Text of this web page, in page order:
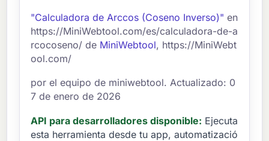
"Calculadora de Arccos (Coseno Inverso)" en
https://MiniWebtool.com/es/calculadora-de-a
rcocoseno/ de MiniWebtool, https://MiniWebt
ool.com/
por el equipo de miniwebtool. Actualizado: 0
7 de enero de 2026
API para desarrolladores disponible: Ejecuta
esta herramienta desde tu app, automatizació